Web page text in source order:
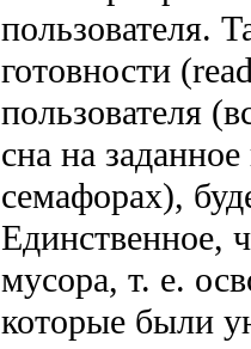
пользователя.
готовности
пользователя
сна на
семафорах),
Единственное,
мусора, т. е.
которые были